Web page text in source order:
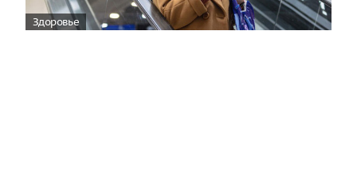
Здоровье